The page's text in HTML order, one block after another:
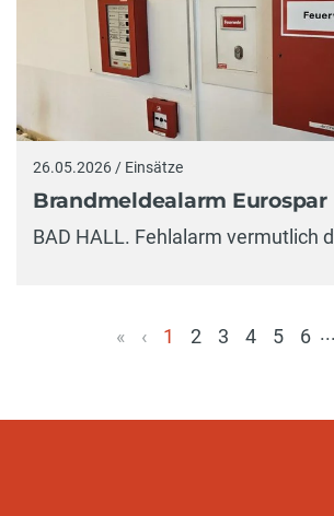
26.05.2026 / Einsätze
Brandmeldealarm Eurospar
BAD HALL. Fehlalarm vermutlich
« ‹
1
2 3 4 5 6 ...